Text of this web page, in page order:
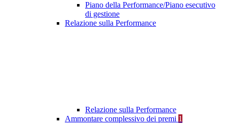
Piano della Performance/Piano esecutivo
di gestione
Relazione sulla Performance
Relazione sulla Performance
Ammontare complessivo dei premi 1